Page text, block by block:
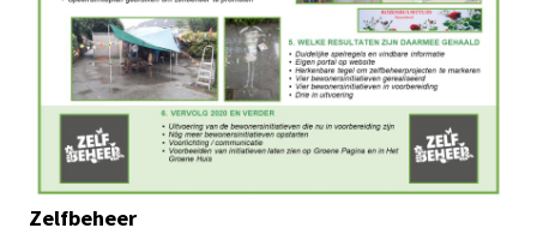
Zelfbeheer